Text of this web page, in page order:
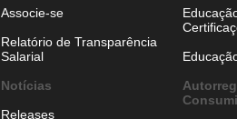
Associe-se
Relatório de Transparência
Salarial
Notícias
Releases